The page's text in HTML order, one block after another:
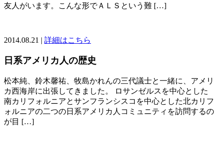
友人がいます。こんな形でＡＬＳという難 […]
2014.08.21 | 詳細はこちら
日系アメリカ人の歴史
松本純、鈴木馨祐、牧島かれんの三代議士と一緒に、アメリ
カ西海岸に出張してきました。 ロサンゼルスを中心とした
南カリフォルニアとサンフランシスコを中心とした北カリフ
ォルニアの二つの日系アメリカ人コミュニティを訪問するの
が目 […]